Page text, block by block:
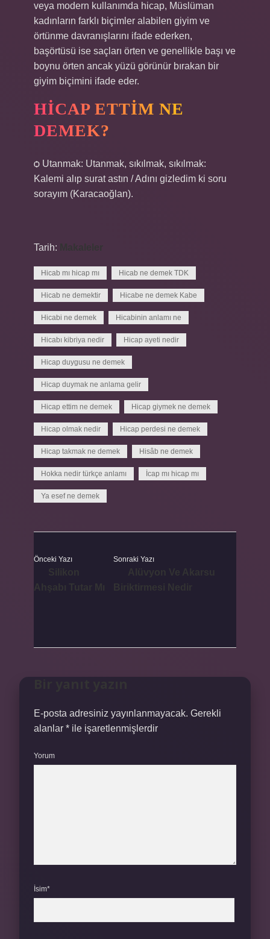
veya modern kullanımda hicap, Müslüman
kadınların farklı biçimler alabilen giyim ve
örtünme davranışlarını ifade ederken,
başörtüsü ise saçları örten ve genellikle başı ve
boynu örten ancak yüzü görünür bırakan bir
giyim biçimini ifade eder.
HICAP ETTIM NE
DEMEK?
ѻ Utanmak: Utanmak, sıkılmak, sıkılmak:
Kalemi alıp surat astın / Adını gizledim ki soru
sorayım (Karacaoğlan).
Tarih:
Hicab mı hicap mı Hicab ne demek TDK
Hicab ne demektir Hicabe ne demek Kabe
Hicabi ne demek Hicabinin anlamı ne
Hicabı kibriya nedir Hicap ayeti nedir
Hicap duygusu ne demek
Hicap duymak ne anlama gelir
Hicap ettim ne demek Hicap giymek ne demek
Hicap olmak nedir Hicap perdesi ne demek
Hicap takmak ne demek Hisâb ne demek
Hokka nedir türkçe anlamı İcap mı hicap mı
Ya esef ne demek
Önceki Yazı Sonraki Yazı
E-posta adresiniz yayınlanmayacak. Gerekli
alanlar * ile işaretlenmişlerdir
Yorum
İsim*